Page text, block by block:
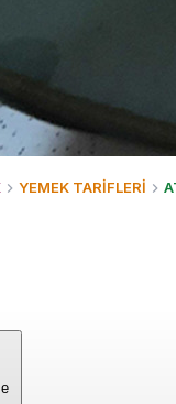
YEMEK TARİFLERİ